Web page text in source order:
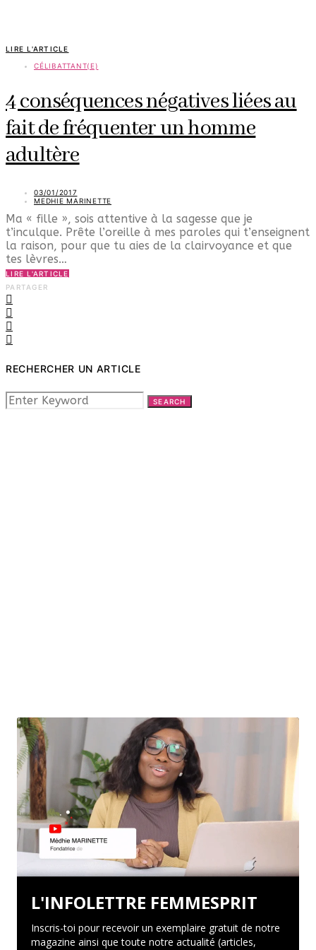
LIRE L'ARTICLE
CÉLIBATTANT(E)
4 conséquences négatives liées au
fait de fréquenter un homme
adultère
03/01/2017
MEDHIE MARINETTE
Ma « fille », sois attentive à la sagesse que je
t’inculque. Prête l’oreille à mes paroles qui t’enseignent
la raison, pour que tu aies de la clairvoyance et que
tes lèvres…
LIRE L'ARTICLE
PARTAGER
RECHERCHER UN ARTICLE
SEARCH
FOR:
SEARCH
L'INFOLETTRE FEMMESPRIT
Inscris-toi pour recevoir un exemplaire gratuit de notre
magazine ainsi que toute notre actualité (articles,